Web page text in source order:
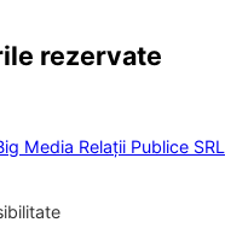
rezervate
Media Relații Publice SRL